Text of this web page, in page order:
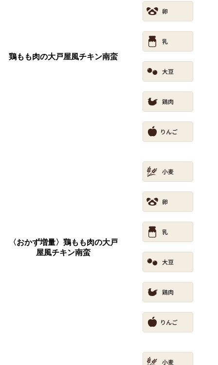
鶏もも肉の大戸屋風チキン南蛮
〈おかず増量〉鶏もも肉の大戸
屋風チキン南蛮